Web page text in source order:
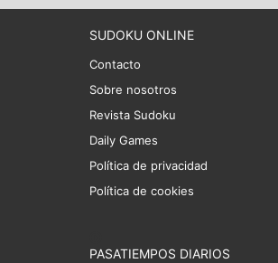
SUDOKU ONLINE
Contacto
Sobre nosotros
Revista Sudoku
Daily Games
Política de privacidad
Política de cookies
PASATIEMPOS DIARIOS